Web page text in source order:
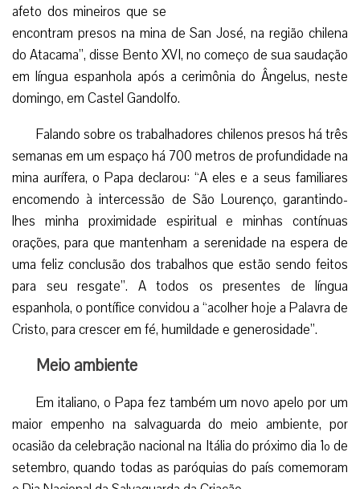
afeto dos mineiros que se
encontram presos na mina de San José, na região chilena
do Atacama”, disse Bento XVI, no começo de sua saudação
em língua espanhola após a cerimônia do Ângelus, neste
domingo, em Castel Gandolfo.
Falando sobre os trabalhadores chilenos presos há três
semanas em um espaço há 700 metros de profundidade na
mina aurífera, o Papa declarou: “A eles e a seus familiares
encomendo à intercessão de São Lourenço, garantindo-
lhes minha proximidade espiritual e minhas contínuas
orações, para que mantenham a serenidade na espera de
uma feliz conclusão dos trabalhos que estão sendo feitos
para seu resgate”. A todos os presentes de língua
espanhola, o pontífice convidou a “acolher hoje a Palavra de
Cristo, para crescer em fé, humildade e generosidade”.
Meio ambiente
Em italiano, o Papa fez também um novo apelo por um
maior empenho na salvaguarda do meio ambiente, por
ocasião da celebração nacional na Itália do próximo dia 1º de
setembro, quando todas as paróquias do país comemoram